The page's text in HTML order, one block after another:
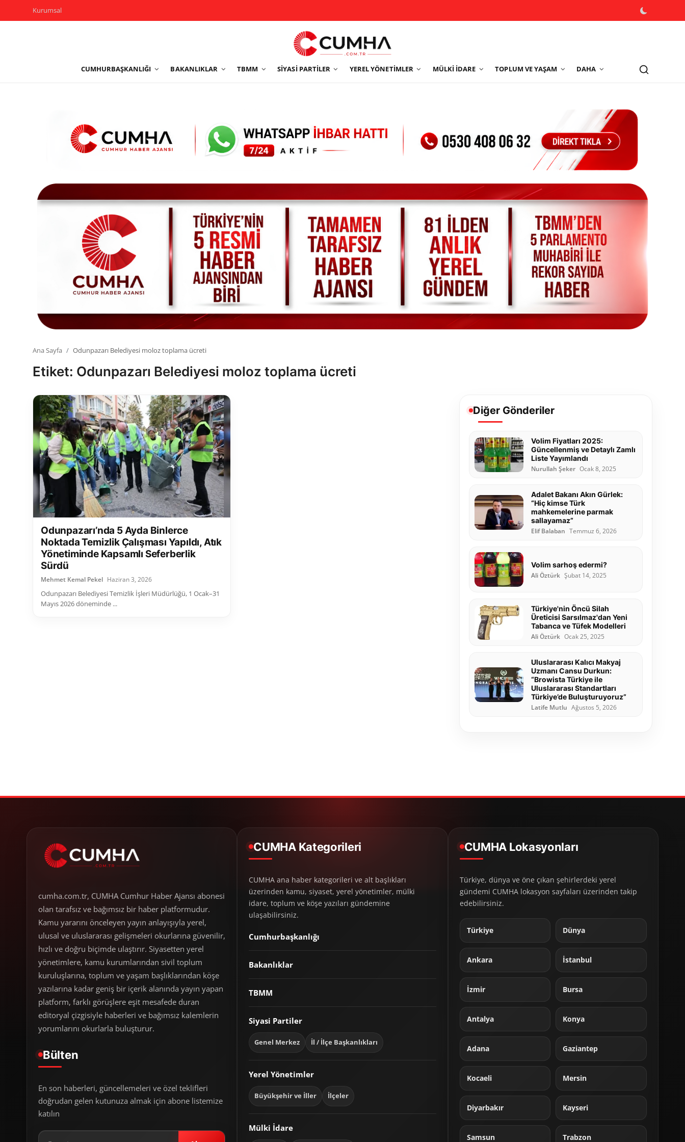
Kurumsal
CUMHURBAŞKANLIĞI BAKANLIKLAR TBMM SIYASI PARTILER YEREL YÖNETIMLER MÜLKI İDARE TOPLUM VE YAŞAM DAHA
Yerel Yönetimler
Sivil Toplum Kuruluşları
Kamu Kurumları ve Üst Kurullar
Resmi Reklamlar
Ana Sayfa Odunpazarı Belediyesi moloz toplama ücreti
Etiket: Odunpazarı Belediyesi moloz toplama ücreti
Odunpazarı’nda 5 Ayda Binlerce
Noktada Temizlik Çalışması Yapıldı, Atık
Yönetiminde Kapsamlı Seferberlik
Sürdü
Mehmet Kemal Pekel Haziran 3, 2026
Odunpazarı Belediyesi Temizlik İşleri Müdürlüğü, 1 Ocak–31
Mayıs 2026 döneminde ...
Diğer Gönderiler
Volim Fiyatları 2025:
Güncellenmiş ve Detaylı Zamlı
Liste Yayımlandı
Nurullah Şeker Ocak 8, 2025
Adalet Bakanı Akın Gürlek:
“Hiç kimse Türk
mahkemelerine parmak
sallayamaz”
Elif Balaban Temmuz 6, 2026
Volim sarhoş edermi?
Ali Öztürk Şubat 14, 2025
Türkiye'nin Öncü Silah
Üreticisi Sarsılmaz'dan Yeni
Tabanca ve Tüfek Modelleri
Ali Öztürk Ocak 25, 2025
Uluslararası Kalıcı Makyaj
Uzmanı Cansu Durkun:
“Browista Türkiye ile
Uluslararası Standartları
Türkiye’de Buluşturuyoruz”
Latife Mutlu Ağustos 5, 2026
cumha.com.tr, CUMHA Cumhur Haber Ajansı abonesi
olan tarafsız ve bağımsız bir haber platformudur.
Kamu yararını önceleyen yayın anlayışıyla yerel,
ulusal ve uluslararası gelişmeleri okurlarına güvenilir,
hızlı ve doğru biçimde ulaştırır. Siyasetten yerel
yönetimlere, kamu kurumlarından sivil toplum
kuruluşlarına, toplum ve yaşam başlıklarından köşe
yazılarına kadar geniş bir içerik alanında yayın yapan
platform, farklı görüşlere eşit mesafede duran
editoryal çizgisiyle haberleri ve bağımsız kalemlerin
yorumlarını okurlarla buluşturur.
Bülten
En son haberleri, güncellemeleri ve özel teklifleri
doğrudan gelen kutunuza almak için abone listemize
katılın
CUMHA Kategorileri
CUMHA ana haber kategorileri ve alt başlıkları
üzerinden kamu, siyaset, yerel yönetimler, mülki
idare, toplum ve köşe yazıları gündemine
ulaşabilirsiniz.
Cumhurbaşkanlığı
Bakanlıklar
TBMM
Siyasi Partiler
Genel Merkez İl / İlçe Başkanlıkları
Yerel Yönetimler
Büyükşehir ve İller İlçeler
Mülki İdare
CUMHA Lokasyonları
Türkiye, dünya ve öne çıkan şehirlerdeki yerel
gündemi CUMHA lokasyon sayfaları üzerinden takip
edebilirsiniz.
Türkiye Dünya
Ankara İstanbul
İzmir Bursa
Antalya Konya
Adana Gaziantep
Kocaeli Mersin
Diyarbakır Kayseri
Samsun Trabzon